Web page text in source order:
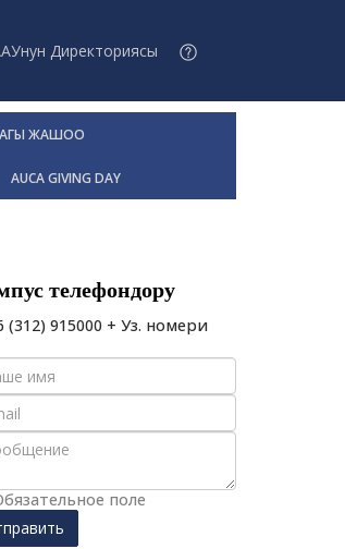
Директориясы
ЖАШОО
AUCA GIVING DAY
телефондору
(312) 915000 + Уз. номери
поле